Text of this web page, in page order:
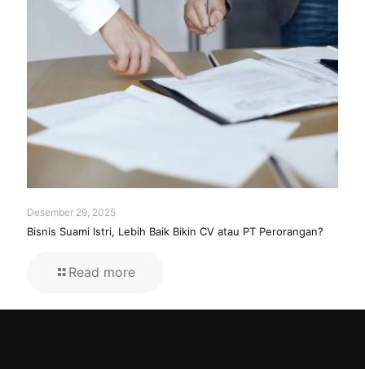
Desember 29, 2025
Bisnis Suami Istri, Lebih Baik Bikin CV atau PT Perorangan?
Read more